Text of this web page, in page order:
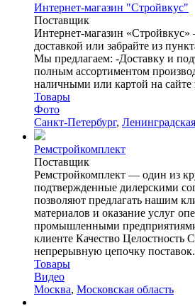
Интернет-магазин "Стройвкус"
Поставщик
Интернет-магазин
доставкой или забрайте из
Мы предлагаем: -Доставку и
полным ассортиментом
наличными или картой на
Товары
Фото
Санкт-Петербург,
Ремстройкомплект
Поставщик
Ремстройкомплект — один из
подтвержденные дилерскими
позволяют предлагать нашим
материалов и оказание услуг
промышленными
клиенте Качество Целостность
непрерывную цепочку
Товары
Видео
Москва, Московская область